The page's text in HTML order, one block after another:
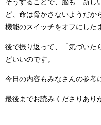
ど、命は脅かさないようだか
機能のスイッチをオフにした
後で振り返って、「気づいた
どいいのです。
今日の内容もみなさんの参考
最後までお読みくださりあり